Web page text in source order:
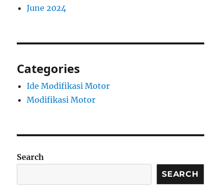
June 2024
Categories
Ide Modifikasi Motor
Modifikasi Motor
Search
SEARCH